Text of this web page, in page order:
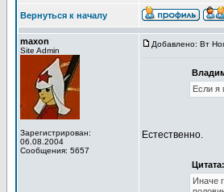
Вернуться к началу
maxon
Site Admin
Зарегистрирован:
06.08.2004
Сообщения: 5657
Добавлено: Вт
Если я
Естественно.
Цитата:
Иначе